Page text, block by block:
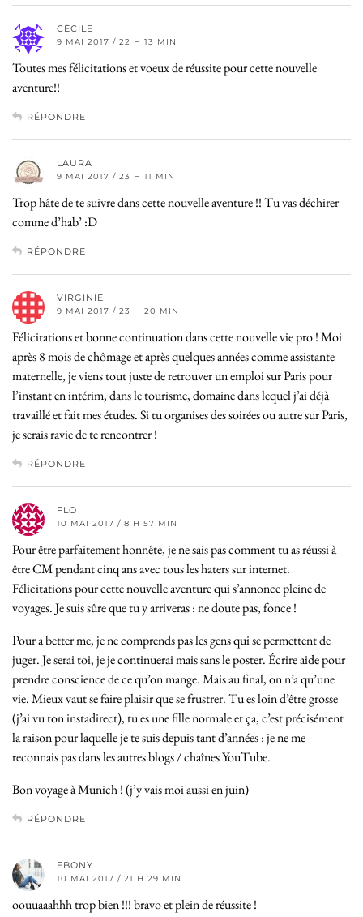
CÉCILE
9 MAI 2017 / 22 H 13 MIN
Toutes mes félicitations et voeux de réussite pour cette nouvelle
aventure!!
RÉPONDRE
LAURA
9 MAI 2017 / 23 H 11 MIN
Trop hâte de te suivre dans cette nouvelle aventure !! Tu vas déchirer
comme d’hab’ :D
RÉPONDRE
VIRGINIE
9 MAI 2017 / 23 H 20 MIN
Félicitations et bonne continuation dans cette nouvelle vie pro ! Moi
après 8 mois de chômage et après quelques années comme assistante
maternelle, je viens tout juste de retrouver un emploi sur Paris pour
l’instant en intérim, dans le tourisme, domaine dans lequel j’ai déjà
travaillé et fait mes études. Si tu organises des soirées ou autre sur Paris,
je serais ravie de te rencontrer !
RÉPONDRE
FLO
10 MAI 2017 / 8 H 57 MIN
Pour être parfaitement honnête, je ne sais pas comment tu as réussi à
être CM pendant cinq ans avec tous les haters sur internet.
Félicitations pour cette nouvelle aventure qui s’annonce pleine de
voyages. Je suis sûre que tu y arriveras : ne doute pas, fonce !
Pour a better me, je ne comprends pas les gens qui se permettent de
juger. Je serai toi, je je continuerai mais sans le poster. Écrire aide pour
prendre conscience de ce qu’on mange. Mais au final, on n’a qu’une
vie. Mieux vaut se faire plaisir que se frustrer. Tu es loin d’être grosse
(j’ai vu ton instadirect), tu es une fille normale et ça, c’est précisément
la raison pour laquelle je te suis depuis tant d’années : je ne me
reconnais pas dans les autres blogs / chaînes YouTube.
Bon voyage à Munich ! (j’y vais moi aussi en juin)
RÉPONDRE
EBONY
10 MAI 2017 / 21 H 29 MIN
oouuaaahhh trop bien !!! bravo et plein de réussite !